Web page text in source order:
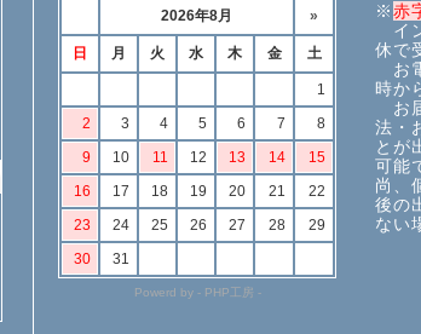
※赤
イ
休で
お
時か
お
法・
とが
可能
尚、
後の
ない